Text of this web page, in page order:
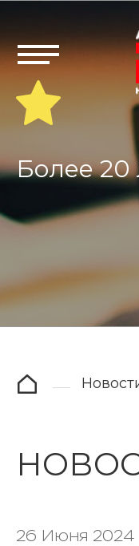
Более 20
26 Июня 2024